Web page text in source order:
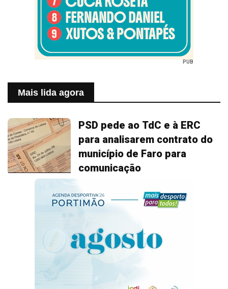
PUB
Mais lida agora
PSD pede ao TdC e à ERC
para analisarem contrato do
município de Faro para
comunicação